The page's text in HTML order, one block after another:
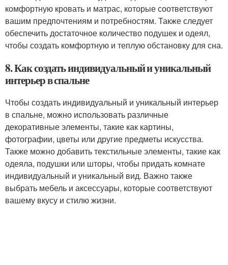
комфортную кровать и матрас, которые соответствуют
вашим предпочтениям и потребностям. Также следует
обеспечить достаточное количество подушек и одеял,
чтобы создать комфортную и теплую обстановку для сна.
8. Как создать индивидуальный и уникальный
интерьер в спальне
Чтобы создать индивидуальный и уникальный интерьер
в спальне, можно использовать различные
декоративные элементы, такие как картины,
фотографии, цветы или другие предметы искусства.
Также можно добавить текстильные элементы, такие как
одеяла, подушки или шторы, чтобы придать комнате
индивидуальный и уникальный вид. Важно также
выбрать мебель и аксессуары, которые соответствуют
вашему вкусу и стилю жизни.